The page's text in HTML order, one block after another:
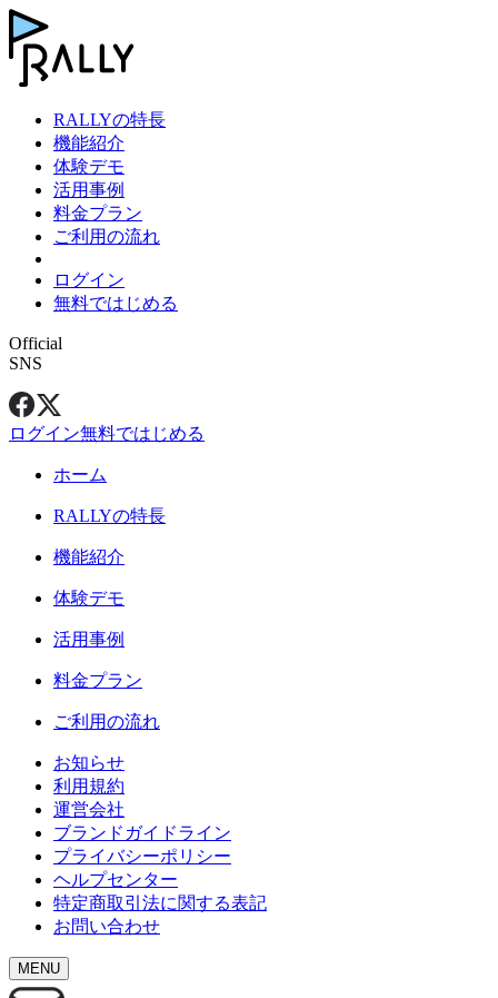
RALLYの特長
機能紹介
体験デモ
活用事例
料金プラン
ご利用の流れ
ログイン
無料ではじめる
Official
SNS
ログイン無料ではじめる
ホーム
RALLYの特長
機能紹介
体験デモ
活用事例
料金プラン
ご利用の流れ
お知らせ
利用規約
運営会社
ブランドガイドライン
プライバシーポリシー
ヘルプセンター
特定商取引法に関する表記
お問い合わせ
MENU